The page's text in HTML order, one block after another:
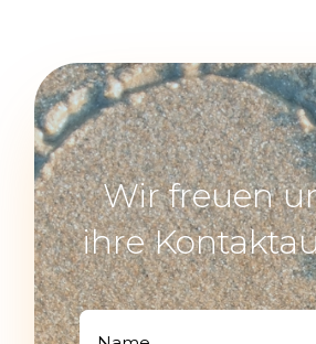
Wir freuen
ihre